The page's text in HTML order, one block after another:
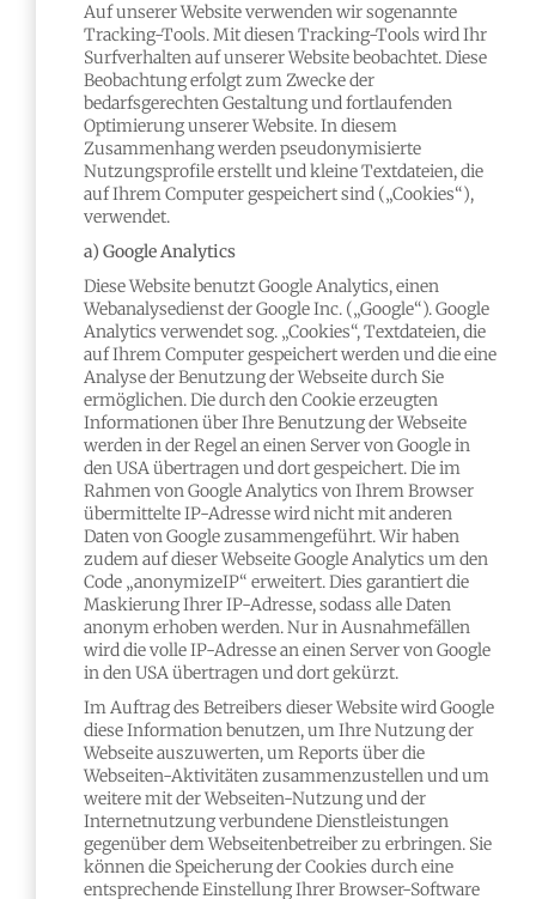
Auf unserer Website verwenden wir sogenannte
Tracking-Tools. Mit diesen Tracking-Tools wird Ihr
Surfverhalten auf unserer Website beobachtet. Diese
Beobachtung erfolgt zum Zwecke der
bedarfsgerechten Gestaltung und fortlaufenden
Optimierung unserer Website. In diesem
Zusammenhang werden pseudonymisierte
Nutzungsprofile erstellt und kleine Textdateien, die
auf Ihrem Computer gespeichert sind („Cookies“),
verwendet.
a) Google Analytics
Diese Website benutzt Google Analytics, einen
Webanalysedienst der Google Inc. („Google“). Google
Analytics verwendet sog. „Cookies“, Textdateien, die
auf Ihrem Computer gespeichert werden und die eine
Analyse der Benutzung der Webseite durch Sie
ermöglichen. Die durch den Cookie erzeugten
Informationen über Ihre Benutzung der Webseite
werden in der Regel an einen Server von Google in
den USA übertragen und dort gespeichert. Die im
Rahmen von Google Analytics von Ihrem Browser
übermittelte IP-Adresse wird nicht mit anderen
Daten von Google zusammengeführt. Wir haben
zudem auf dieser Webseite Google Analytics um den
Code „anonymizeIP“ erweitert. Dies garantiert die
Maskierung Ihrer IP-Adresse, sodass alle Daten
anonym erhoben werden. Nur in Ausnahmefällen
wird die volle IP-Adresse an einen Server von Google
in den USA übertragen und dort gekürzt.
Im Auftrag des Betreibers dieser Website wird Google
diese Information benutzen, um Ihre Nutzung der
Webseite auszuwerten, um Reports über die
Webseiten-Aktivitäten zusammenzustellen und um
weitere mit der Webseiten-Nutzung und der
Internetnutzung verbundene Dienstleistungen
gegenüber dem Webseitenbetreiber zu erbringen. Sie
können die Speicherung der Cookies durch eine
entsprechende Einstellung Ihrer Browser-Software